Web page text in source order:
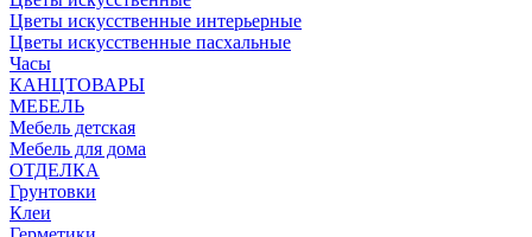
Цветы искусственные интерьерные
Цветы искусственные пасхальные
Часы
КАНЦТОВАРЫ
МЕБЕЛЬ
Мебель детская
Мебель для дома
ОТДЕЛКА
Грунтовки
Клеи